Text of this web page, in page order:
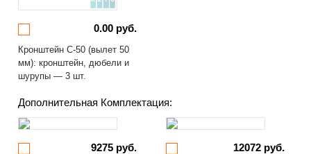
0.00 руб.
Кронштейн С-50 (вылет 50
мм): кронштейн, дюбели и
шурупы — 3 шт.
Дополнительная Комплектация:
9275 руб. 12072 руб.